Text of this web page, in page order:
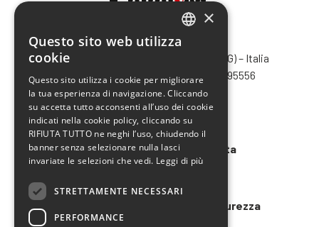
CHIMIVER PANSERI S.p.A.
Via Bergamo, 1401 – 24030 Pontida (BG) – Italia
Tel.
+39 035 795031
– Fax +39 035 795556
info@chimiver.com
Faq
Condizioni generali di vendita
Modello 231 e Organigramma Sicurezza
FRENCH
SPANISH
×
Questo sito web utilizza
cookie
Questo sito utilizza i cookie per migliorare
la tua esperienza di navigazione. Cliccando
su accetta tutto acconsenti all’uso dei cookie
indicati nella cookie policy, cliccando su
RIFIUTA TUTTO ne neghi l’uso, chiudendo il
banner senza selezionare nulla lasci
invariate le selezioni che vedi. Leggi di più
STRETTAMENTE NECESSARI
PERFORMANCE